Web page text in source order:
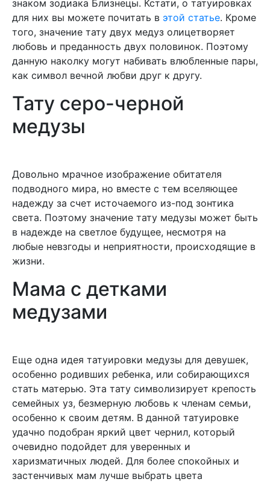
знаком зодиака Близнецы. Кстати, о татуировках
для них вы можете почитать в этой статье. Кроме
того, значение тату двух медуз олицетворяет
любовь и преданность двух половинок. Поэтому
данную наколку могут набивать влюбленные пары,
как символ вечной любви друг к другу.
Тату серо-черной
медузы
Довольно мрачное изображение обитателя
подводного мира, но вместе с тем вселяющее
надежду за счет источаемого из-под зонтика
света. Поэтому значение тату медузы может быть
в надежде на светлое будущее, несмотря на
любые невзгоды и неприятности, происходящие в
жизни.
Мама с детками
медузами
Еще одна идея татуировки медузы для девушек,
особенно родивших ребенка, или собирающихся
стать матерью. Эта тату символизирует крепость
семейных уз, безмерную любовь к членам семьи,
особенно к своим детям. В данной татуировке
удачно подобран яркий цвет чернил, который
очевидно подойдет для уверенных и
харизматичных людей. Для более спокойных и
застенчивых мам лучше выбрать цвета